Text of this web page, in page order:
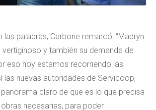
las palabras, Carbone remarcó: “Madryn
y también su demanda de
eso hoy estamos recorriendo las
las nuevas autoridades de Servicoop,
claro de que es lo que precisa
necesarias, para poder